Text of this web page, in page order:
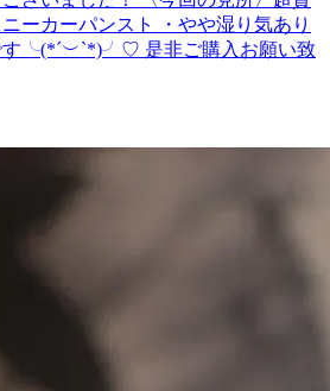
ーカーパンスト ・やや湿り気あり
す╰(*´︶`*)╯♡ 是非ご購入お願い致